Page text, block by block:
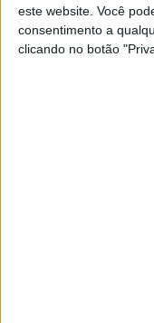
este website. Você
consentimento a
clicando no botão
mesmo tempo que
motos, com uma
facilidade de